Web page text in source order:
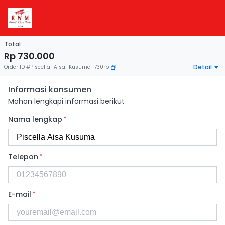
Total
Rp 730.000
Order ID #Piscella_Aisa_Kusuma_730rb Detail
Informasi konsumen
Mohon lengkapi informasi berikut
Nama lengkap *
Telepon *
E-mail *